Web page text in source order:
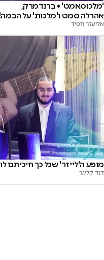
'מלכוסאמט' • ברנדמרק,
אהרלה סמט ו'מלכות' על הבמה!
אליעזר חסיד
מופע ה'לייזר' שכל כך חיכיתם
דוד קליגר